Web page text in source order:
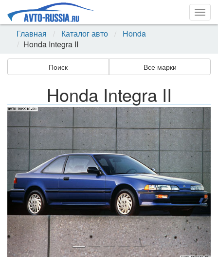
Главная
Каталог авто
Honda
Honda Integra II
Поиск Все марки
Honda Integra II
Назад